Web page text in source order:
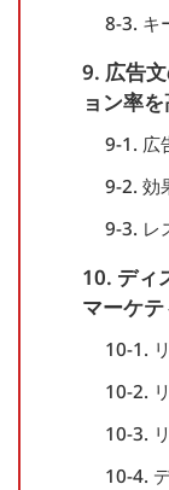
8-3. キ
9. 広告
ョン率を
9-1. 広
9-2. 効
9-3. レ
10. ディ
マーケテ
10-1.
10-2.
10-3.
10-4.